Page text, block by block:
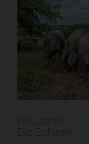
Deutsches
Bio Schwein